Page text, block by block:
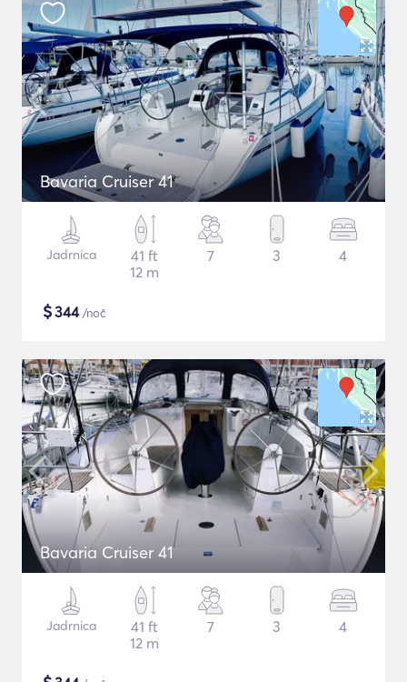
Bavaria Cruiser 41
Jadrnica
41 ft
12 m
7 3 4
$344/noč
Bavaria Cruiser 41
Jadrnica
41 ft
12 m
7 3 4